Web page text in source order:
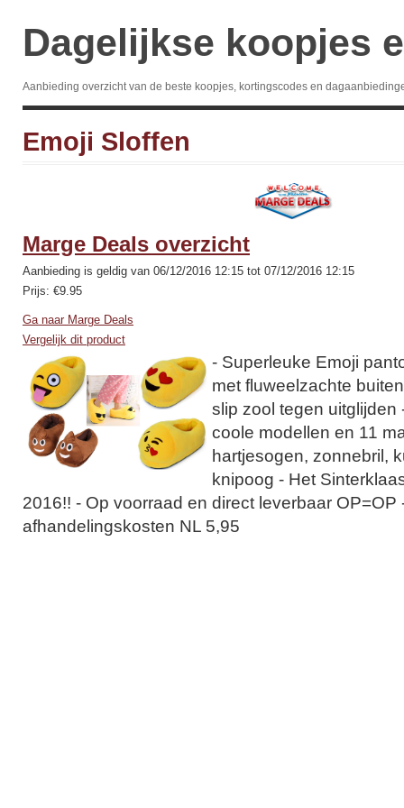
Dagelijkse koopjes
Aanbieding overzicht van de beste koopjes, kortingscodes en
Emoji Sloffen
Marge Deals overzicht
Aanbieding is geldig van 06/12/2016 12:15 tot 07/12/2016 12:15
Prijs: €9.95
Ga naar Marge Deals
Vergelijk dit product
- Superleuke Emoji
met fluweelzachte
slip zool tegen uitglijden
coole modellen en 11
hartjesogen, zonnebril,
knipoog - Het
2016!! - Op voorraad en direct leverbaar OP=OP
afhandelingskosten NL 5,95